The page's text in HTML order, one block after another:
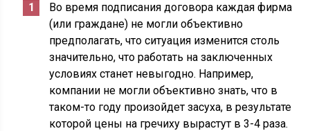
Во время подписания договора каждая фирма
(или граждане) не могли объективно
предполагать, что ситуация изменится столь
значительно, что работать на заключенных
условиях станет невыгодно. Например,
компании не могли объективно знать, что в
таком-то году произойдет засуха, в результате
которой цены на гречиху вырастут в 3-4 раза.